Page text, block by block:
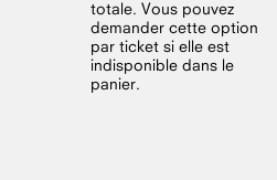
totale. Vous pouvez
demander cette option
par ticket si elle est
indisponible dans le
panier.